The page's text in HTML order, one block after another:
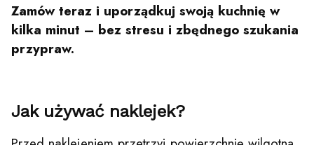
Zamów teraz i uporządkuj swoją kuchnię w
kilka minut – bez stresu i zbędnego szukania
przypraw.
Jak używać naklejek?